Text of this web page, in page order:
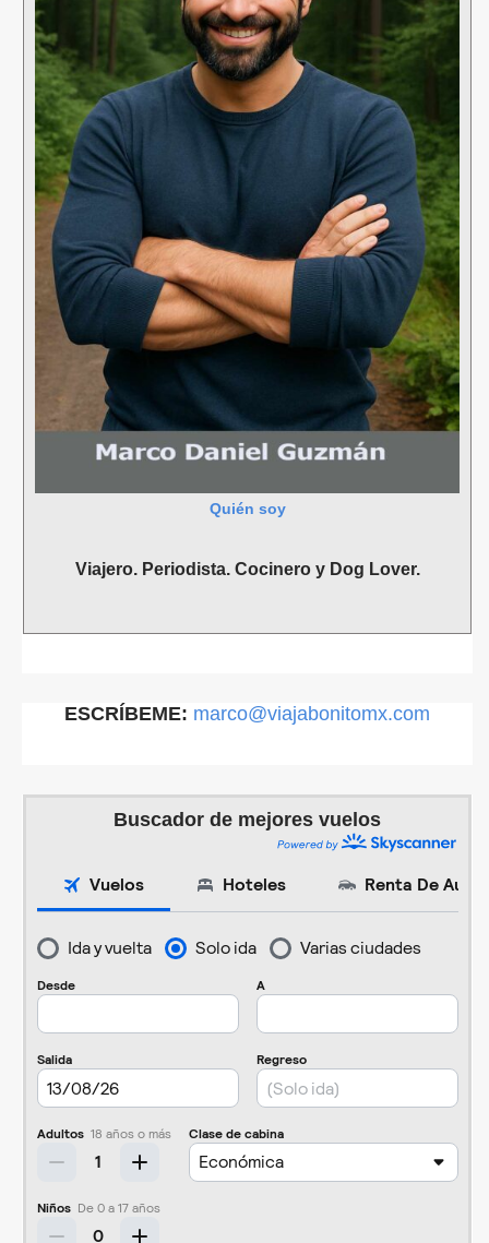
Quién soy
Viajero. Periodista. Cocinero y Dog Lover.
ESCRÍBEME: marco@viajabonitomx.com
Buscador de mejores vuelos